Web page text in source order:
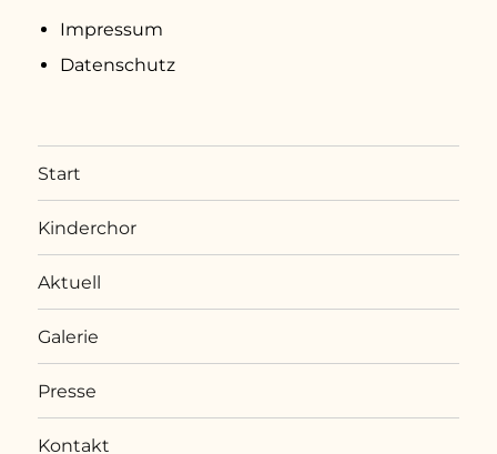
Impressum
Datenschutz
Start
Kinderchor
Aktuell
Galerie
Presse
Kontakt